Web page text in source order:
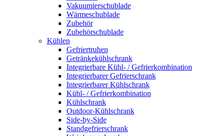
Vakuumierschublade
Wärmeschublade
Zubehör
Zubehörschublade
Kühlen
Gefriertruhen
Getränkekühlschrank
Integrierbare Kühl- / Gefrierkombination
Integrierbarer Gefrierschrank
Integrierbarer Kühlschrank
Kühl- / Gefrierkombination
Kühlschrank
Outdoor-Kühlschrank
Side-by-Side
Standgefrierschrank